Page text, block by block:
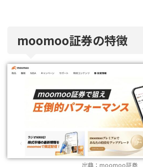
moomoo証券の特徴
出典： moomoo証券